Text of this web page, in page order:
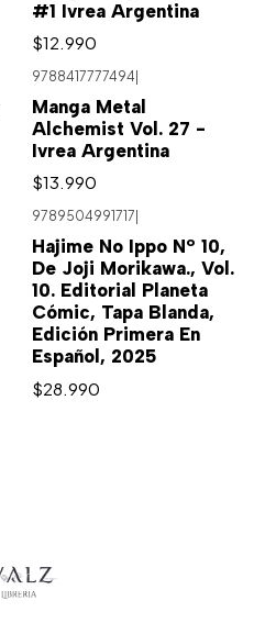
#1 Ivrea Argentina
$12.990
9788417777494
Manga Metal
Alchemist Vol. 27 -
Ivrea Argentina
$13.990
9789504991717
Hajime No Ippo Nº 10,
De Joji Morikawa., Vol.
10. Editorial Planeta
Cómic, Tapa Blanda,
Edición Primera En
Español, 2025
$28.990